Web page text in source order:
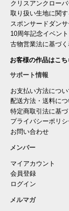
クリスアンクロー
取り扱い生地に関
スポンサードダン
10周年記念イベント
古物営業法に基づ
お客様の作品はこち
サポート情報
お支払い方法につい
配送方法・送料につ
特定商取引法に基
プライバシーポリシ
お問い合わせ
メンバー
マイアカウント
会員登録
ログイン
メルマガ